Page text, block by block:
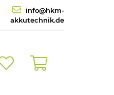
info@hkm-
akkutechnik.de